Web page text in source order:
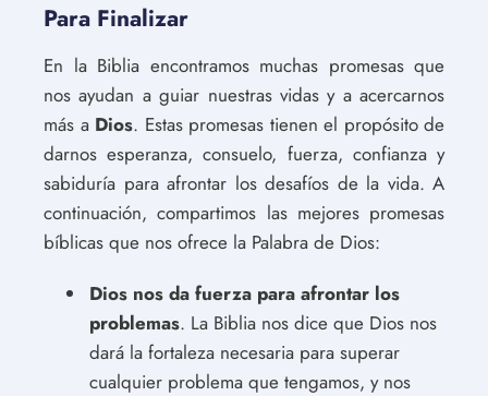
Para Finalizar
En la Biblia encontramos muchas promesas que
nos ayudan a guiar nuestras vidas y a acercarnos
más a Dios. Estas promesas tienen el propósito de
darnos esperanza, consuelo, fuerza, confianza y
sabiduría para afrontar los desafíos de la vida. A
continuación, compartimos las mejores promesas
bíblicas que nos ofrece la Palabra de Dios:
Dios nos da fuerza para afrontar los
problemas. La Biblia nos dice que Dios nos
dará la fortaleza necesaria para superar
cualquier problema que tengamos, y nos